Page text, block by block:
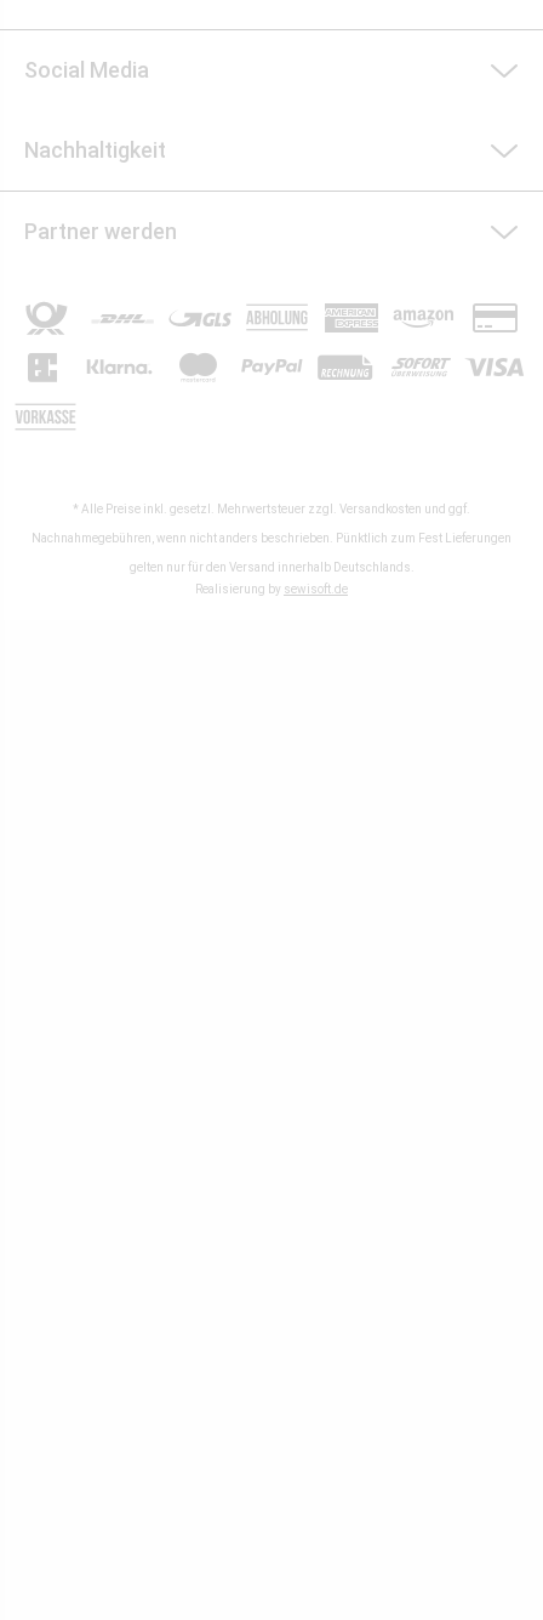
Social Media
Nachhaltigkeit
Partner werden
* Alle Preise inkl. gesetzl. Mehrwertsteuer zzgl. Versandkosten und ggf.
Nachnahmegebühren, wenn nicht anders beschrieben. Pünktlich zum Fest Lieferungen
gelten nur für den Versand innerhalb Deutschlands.
Realisierung by sewisoft.de